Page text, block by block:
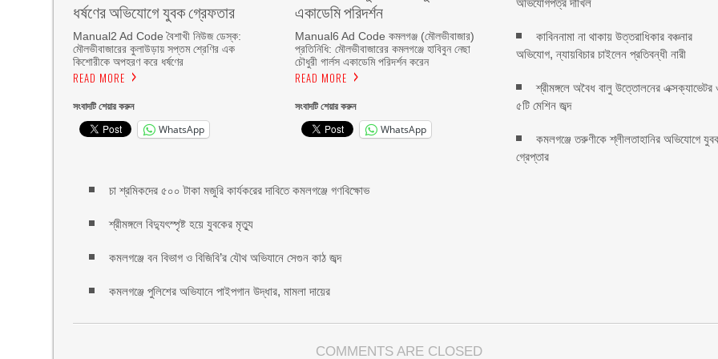
ধর্ষণের অভিযোগে যুবক গ্রেফতার
Manual2 Ad Code বৈশাখী নিউজ ডেস্ক:
মৌলভীবাজারের কুলাউড়ায় সপ্তম শ্রেণির এক
কিশোরীকে অপহরণ করে ধর্ষণের
READ MORE
সংবাদটি শেয়ার করুন
WhatsApp
একাডেমি পরিদর্শন
Manual6 Ad Code কমলগঞ্জ (মৌলভীবাজার)
প্রতিনিধি: মৌলভীবাজারের কমলগঞ্জে হাবিবুন নেছা
চৌধুরী গার্লস একাডেমি পরিদর্শন করেন
READ MORE
সংবাদটি শেয়ার করুন
WhatsApp
কাবিননামা না থাকায় উত্তরাধিকার বঞ্চনার
অভিযোগ, ন্যায়বিচার চাইলেন প্রতিবন্ধী নারী
শ্রীমঙ্গলে অবৈধ বালু উত্তোলনের এক্সক্যাভেটর
৫টি মেশিন জব্দ
কমলগঞ্জে তরুণীকে শ্লীলতাহানির অভিযোগে
গ্রেপ্তার
চা শ্রমিকদের ৫০০ টাকা মজুরি কার্যকরের দাবিতে কমলগঞ্জে গণবিক্ষোভ
শ্রীমঙ্গলে বিদ্যুৎস্পৃষ্ট হয়ে যুবকের মৃত্যু
কমলগঞ্জে বন বিভাগ ও বিজিবি’র যৌথ অভিযানে সেগুন কাঠ জব্দ
কমলগঞ্জে পুলিশের অভিযানে পাইপগান উদ্ধার, মামলা দায়ের
COMMENTS ARE CLOSED